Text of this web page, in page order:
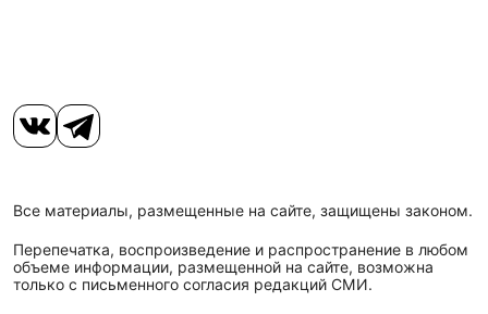
Все материалы, размещенные на сайте, защищены законом.
Перепечатка, воспроизведение и распространение в любом
объеме информации, размещенной на сайте, возможна
только с письменного согласия редакций СМИ.